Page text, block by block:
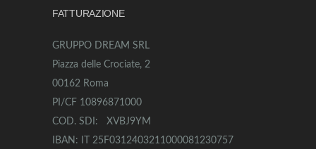
FATTURAZIONE
GRUPPO DREAM SRL
Piazza delle Crociate, 2
00162 Roma
PI/CF 10896871000
COD. SDI: XVBJ9YM
IBAN: IT 25F0312403211000081230757